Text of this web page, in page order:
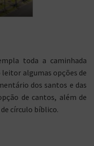
toda a caminhada
leitor algumas opções de
dos santos e das
de cantos, além de
círculo bíblico.